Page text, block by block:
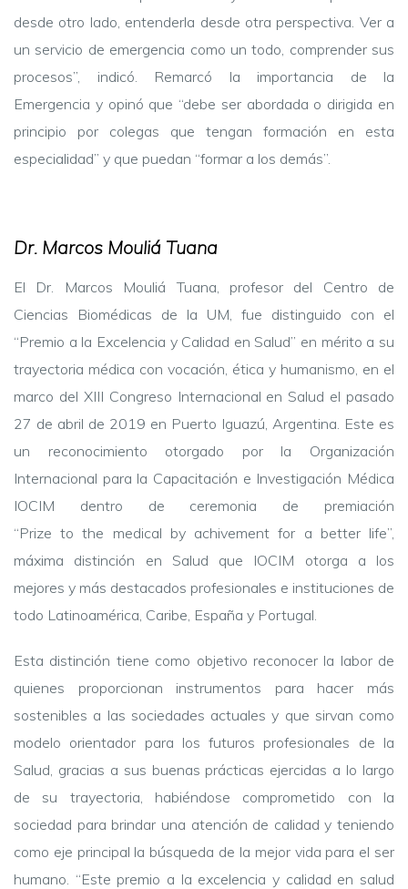
desde otro lado, entenderla desde otra perspectiva. Ver a
un servicio de emergencia como un todo, comprender sus
procesos”, indicó. Remarcó la importancia de la
Emergencia y opinó que “debe ser abordada o dirigida en
principio por colegas que tengan formación en esta
especialidad” y que puedan “formar a los demás”.
Dr. Marcos Mouliá Tuana
El Dr. Marcos Mouliá Tuana, profesor del Centro de
Ciencias Biomédicas de la UM, fue distinguido con el
“Premio a la Excelencia y Calidad en Salud” en mérito a su
trayectoria médica con vocación, ética y humanismo, en el
marco del XIII Congreso Internacional en Salud el pasado
27 de abril de 2019 en Puerto Iguazú, Argentina. Este es
un reconocimiento otorgado por la Organización
Internacional para la Capacitación e Investigación Médica
IOCIM dentro de ceremonia de premiación
“Prize to the medical by achivement for a better life”,
máxima distinción en Salud que IOCIM otorga a los
mejores y más destacados profesionales e instituciones de
todo Latinoamérica, Caribe, España y Portugal.
Esta distinción tiene como objetivo reconocer la labor de
quienes proporcionan instrumentos para hacer más
sostenibles a las sociedades actuales y que sirvan como
modelo orientador para los futuros profesionales de la
Salud, gracias a sus buenas prácticas ejercidas a lo largo
de su trayectoria, habiéndose comprometido con la
sociedad para brindar una atención de calidad y teniendo
como eje principal la búsqueda de la mejor vida para el ser
humano. “Este premio a la excelencia y calidad en salud